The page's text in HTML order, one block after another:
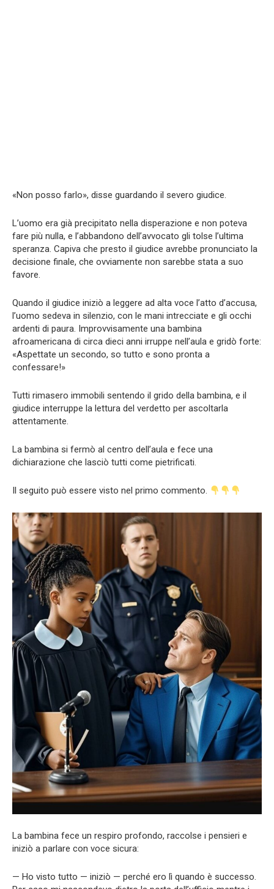
«Non posso farlo», disse guardando il severo giudice.
L’uomo era già precipitato nella disperazione e non poteva
fare più nulla, e l’abbandono dell’avvocato gli tolse l’ultima
speranza. Capiva che presto il giudice avrebbe pronunciato la
decisione finale, che ovviamente non sarebbe stata a suo
favore.
Quando il giudice iniziò a leggere ad alta voce l’atto d’accusa,
l’uomo sedeva in silenzio, con le mani intrecciate e gli occhi
ardenti di paura. Improvvisamente una bambina
afroamericana di circa dieci anni irruppe nell’aula e gridò forte:
«Aspettate un secondo, so tutto e sono pronta a
confessare!»
Tutti rimasero immobili sentendo il grido della bambina, e il
giudice interruppe la lettura del verdetto per ascoltarla
attentamente.
La bambina si fermò al centro dell’aula e fece una
dichiarazione che lasciò tutti come pietrificati.
Il seguito può essere visto nel primo commento.
La bambina fece un respiro profondo, raccolse i pensieri e
iniziò a parlare con voce sicura:
— Ho visto tutto — iniziò — perché ero lì quando è successo.